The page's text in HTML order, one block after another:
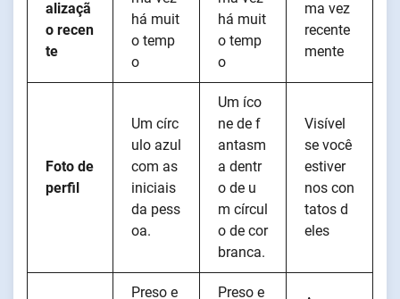
alizaçã
o recen
te
há muit
o temp
o
há muit
o temp
o
ma vez
recente
mente
Foto de
perfil
Um círc
ulo azul
com as
iniciais
da pess
oa.
Um íco
ne de f
antasm
a dentr
o de u
m círcul
o de cor
branca.
Visível
se você
estiver
nos con
tatos d
eles
Preso e
Preso e